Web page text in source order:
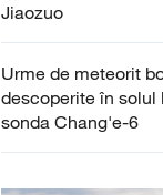
Jiaozuo
Urme de meteorit
descoperite în solul
sonda Chang'e-6